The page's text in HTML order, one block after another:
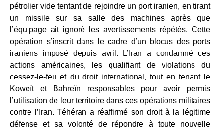
pétrolier vide tentant de rejoindre un port iranien, en tirant
un missile sur sa salle des machines après que
l’équipage ait ignoré les avertissements répétés. Cette
opération s’inscrit dans le cadre d’un blocus des ports
iraniens imposé depuis avril. L’Iran a condamné ces
actions américaines, les qualifiant de violations du
cessez-le-feu et du droit international, tout en tenant le
Koweït et Bahreïn responsables pour avoir permis
l’utilisation de leur territoire dans ces opérations militaires
contre l’Iran. Téhéran a réaffirmé son droit à la légitime
défense et sa volonté de répondre à toute nouvelle